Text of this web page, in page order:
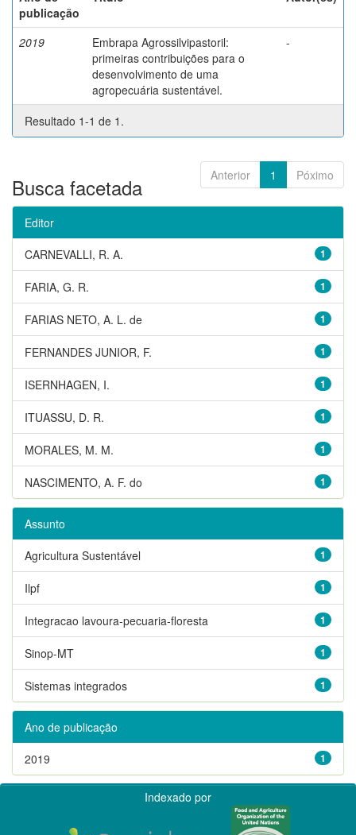
publicação
2019
Embrapa Agrossilvipastoril:
primeiras contribuições para o
desenvolvimento de uma
agropecuária sustentável.
-
Resultado 1-1 de 1.
Anterior 1 Póximo
Busca facetada
Editor
1
CARNEVALLI, R. A.
1
FARIA, G. R.
1
FARIAS NETO, A. L. de
1
FERNANDES JUNIOR, F.
1
ISERNHAGEN, I.
1
ITUASSU, D. R.
1
MORALES, M. M.
1
NASCIMENTO, A. F. do
Assunto
1
Agricultura Sustentável
1
Ilpf
1
Integracao lavoura-pecuaria-floresta
1
Sinop-MT
1
Sistemas integrados
Ano de publicação
1
2019
Indexado por